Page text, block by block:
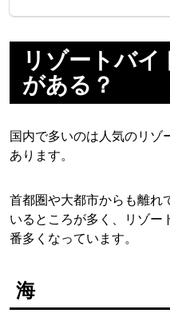
リゾートバ
がある？
国内で多いのは人気のリゾ
あります。
首都圏や大都市からも離れ
いるところが多く、リゾー
番多くなっています。
海